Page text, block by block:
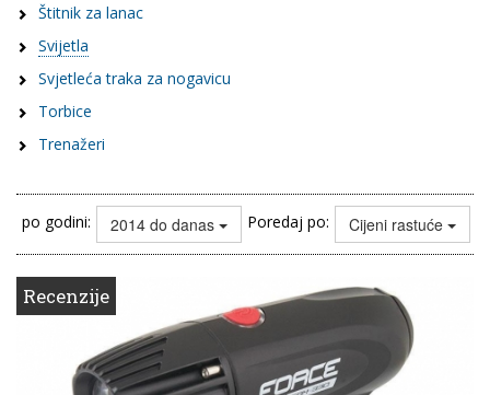
Štitnik za lanac
Svijetla
Svjetleća traka za nogavicu
Torbice
Trenažeri
po godini: 2014 do danas Poredaj po: Cijeni rastuće
Recenzije